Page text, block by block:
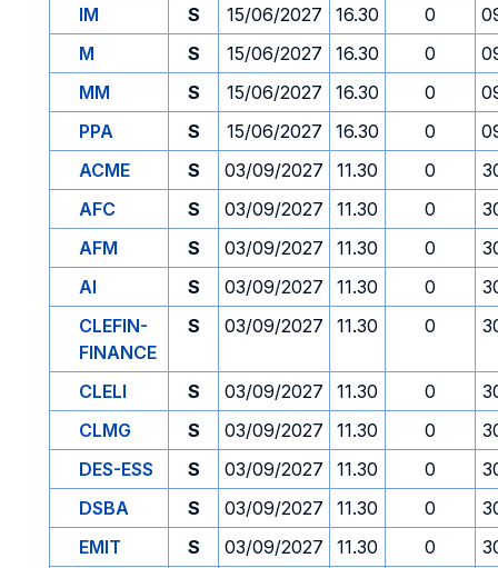
IM
S 15/06/2027 16.30 0
M
S 15/06/2027 16.30 0
MM
S 15/06/2027 16.30 0
PPA
S 15/06/2027 16.30 0
ACME
S 03/09/2027 11.30 0
AFC
S 03/09/2027 11.30 0
AFM
S 03/09/2027 11.30 0
AI
S 03/09/2027 11.30 0
CLEFIN-
FINANCE
S 03/09/2027 11.30 0
CLELI S 03/09/2027 11.30 0
CLMG
S 03/09/2027 11.30 0
DES-ESS
S 03/09/2027 11.30 0
DSBA
S 03/09/2027 11.30 0
EMIT
S 03/09/2027 11.30 0